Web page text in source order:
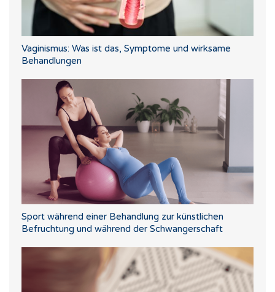
Vaginismus: Was ist das, Symptome und wirksame
Behandlungen
Sport während einer Behandlung zur künstlichen
Befruchtung und während der Schwangerschaft